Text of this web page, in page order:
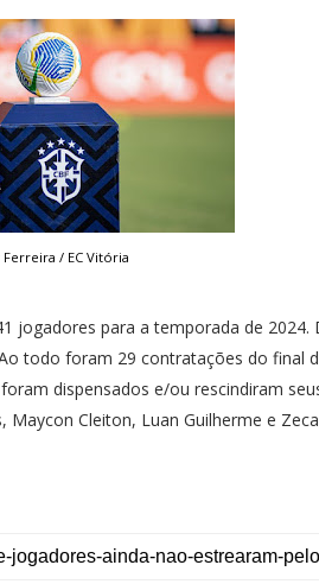
/ EC Vitória
jogadores para a temporada de 2024.
todo foram 29 contratações do final
dispensados e/ou rescindiram
Cleiton, Luan Guilherme e